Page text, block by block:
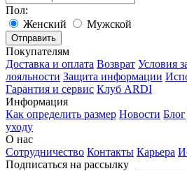
Пол:
Женский
Мужской
Покупателям
Доставка и оплата Возврат Условия
лояльности Защита информации
Гарантия и сервис Клуб ARDI
Информация
Как определить размер Новости Блог
уходу
О нас
Сотрудничество Контакты Карьера
Подписаться на рассылку